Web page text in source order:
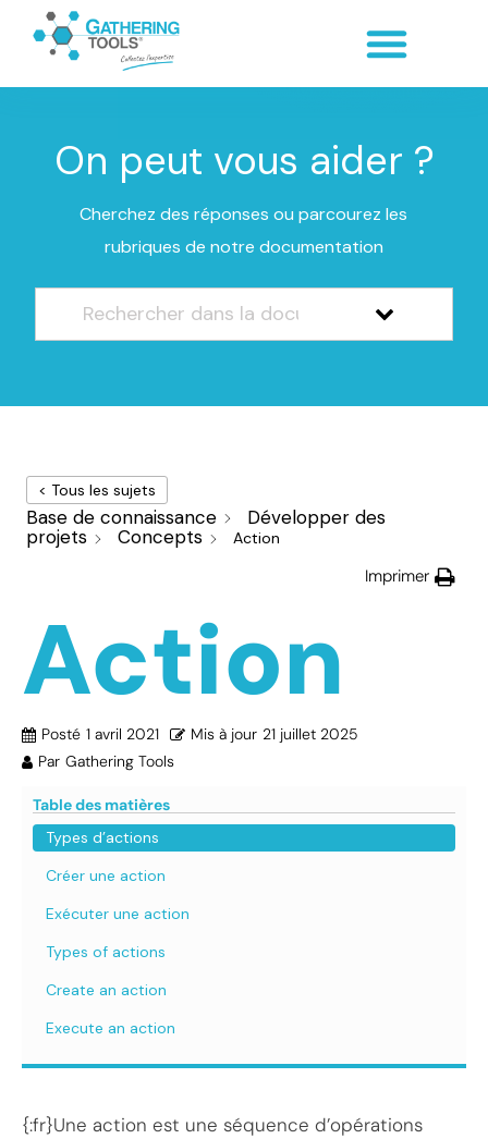
On peut vous aider ?
Cherchez des réponses ou parcourez les
rubriques de notre documentation
< Tous les sujets
Base de connaissance
Développer des
projets
Concepts Action
Imprimer
Action
Posté 1 avril 2021 Mis à jour 21 juillet 2025
Par Gathering Tools
Table des matières
Types d’actions
Créer une action
Exécuter une action
Types of actions
Create an action
Execute an action
{:fr}Une action est une séquence d’opérations